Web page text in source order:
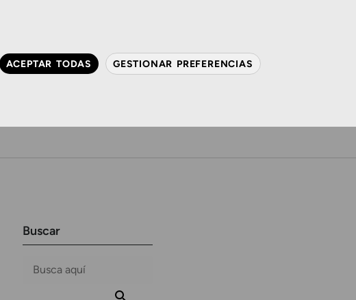
Buscar
ACEPTAR TODAS GESTIONAR PREFERENCIAS